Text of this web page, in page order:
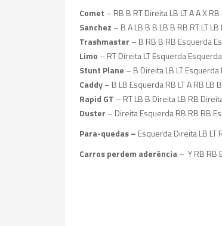
Comet – RB B RT Direita LB LT A A X RB
Sanchez – B A LB B B LB B RB RT LT LB
Trashmaster – B RB B RB Esquerda
Limo – RT Direita LT Esquerda
Stunt Plane – B Direita LB LT
Caddy– B LB Esquerda RB LT A RB LB
Rapid GT – RT LB B Direita LB RB
Duster – Direita Esquerda RB RB RB
Para-quedas – Esquerda Direita LB LT
Carros perdem aderência– Y RB RB